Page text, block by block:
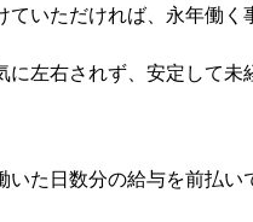
いただければ、永年働く
左右されず、安定して未
た日数分の給与を前払